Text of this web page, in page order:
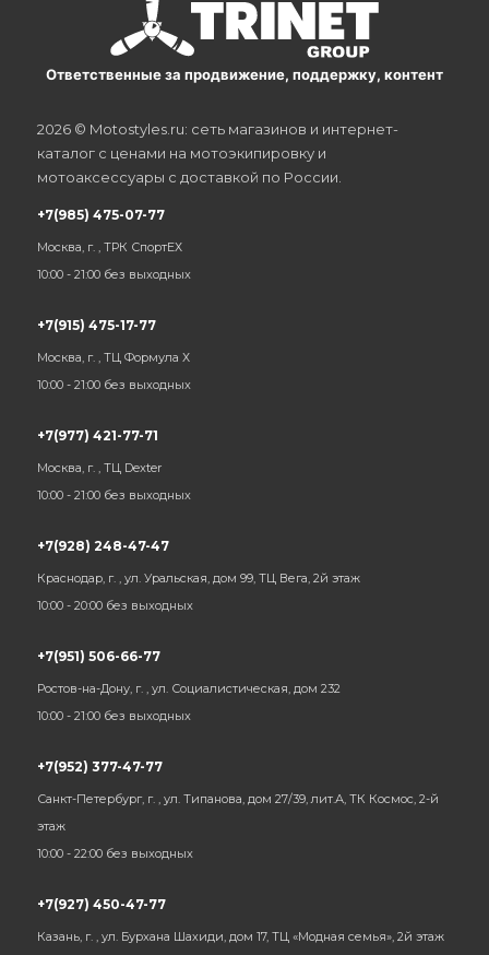
Ответственные за продвижение, поддержку, контент
2026 © Motostyles.ru: сеть магазинов и интернет-
каталог с ценами на мотоэкипировку и
мотоаксессуары с доставкой по России.
+7(985) 475-07-77
Москва, г. , ТРК СпортЕХ
10:00 - 21:00 без выходных
+7(915) 475-17-77
Москва, г. , ТЦ Формула Х
10:00 - 21:00 без выходных
+7(977) 421-77-71
Москва, г. , ТЦ Dexter
10:00 - 21:00 без выходных
+7(928) 248-47-47
Краснодар, г. , ул. Уральская, дом 99, ТЦ Вега, 2й этаж
10:00 - 20:00 без выходных
+7(951) 506-66-77
Ростов-на-Дону, г. , ул. Социалистическая, дом 232
10:00 - 21:00 без выходных
+7(952) 377-47-77
Санкт-Петербург, г. , ул. Типанова, дом 27/39, лит.А, ТК Космос, 2-й
этаж
10:00 - 22:00 без выходных
+7(927) 450-47-77
Казань, г. , ул. Бурхана Шахиди, дом 17, ТЦ «Модная семья», 2й этаж